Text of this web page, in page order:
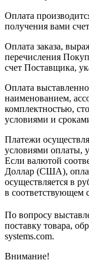
Оплата
получения вами
Оплата заказа,
перечисления
счет Поставщика,
Оплата
наименованием,
комплектностью,
условиями и
Платежи
условиями оплаты,
Если валютой
Доллар (США),
осуществляется в
в соответствующем
По вопросу
поставку товара,
systems.com.
Внимание!